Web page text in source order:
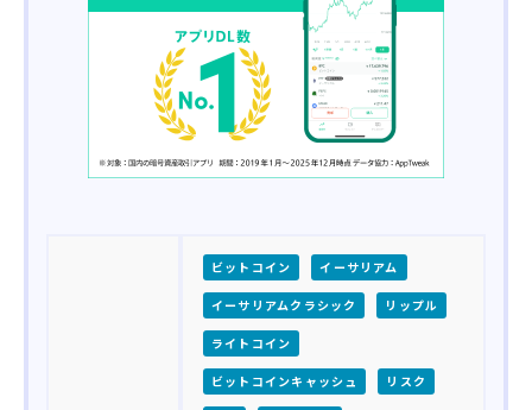
ビットコイン イーサリアム
イーサリアムクラシック リップル
ライトコイン
ビットコインキャッシュ リスク